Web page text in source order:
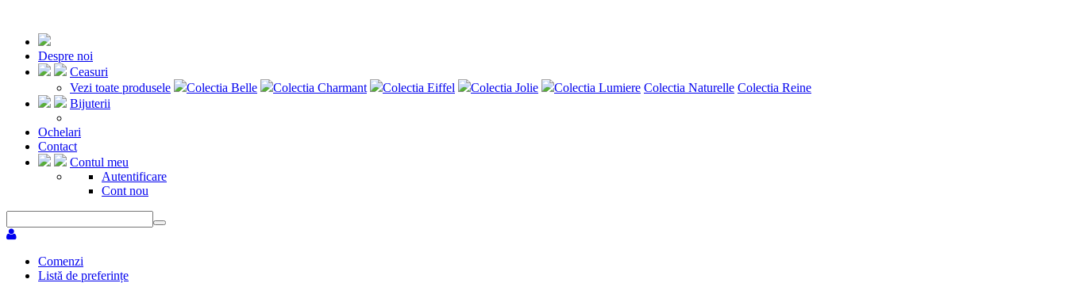
Despre noi
Ceasuri
Vezi toate produsele
Colectia Belle Colectia Charmant Colectia Eiffel Colectia Jolie Colectia Lumiere Colectia Naturelle Colectia Reine
Bijuterii
Ochelari
Contact
Contul meu
Autentificare
Cont nou
Comenzi
Listă de preferințe